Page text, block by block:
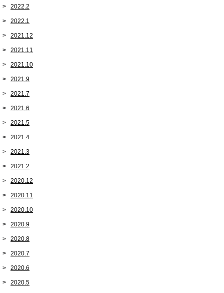
2022.2
2022.1
2021.12
2021.11
2021.10
2021.9
2021.7
2021.6
2021.5
2021.4
2021.3
2021.2
2020.12
2020.11
2020.10
2020.9
2020.8
2020.7
2020.6
2020.5